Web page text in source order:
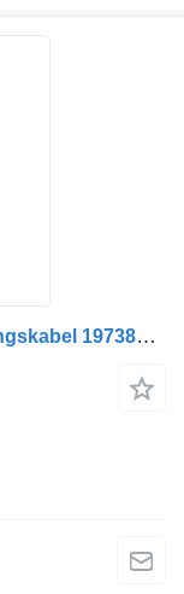
DAF Electrical System Accuverbindingskabel 1973864 pro nákladní auta